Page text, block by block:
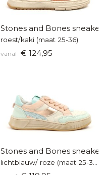
Stones and Bones sneakers
roest/kaki (maat 25-36)
vanaf € 124,95
Stones and Bones sneakers